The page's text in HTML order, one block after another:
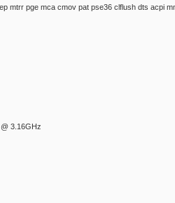
pge mca cmov pat pse36 clflush dts acpi
3.16GHz